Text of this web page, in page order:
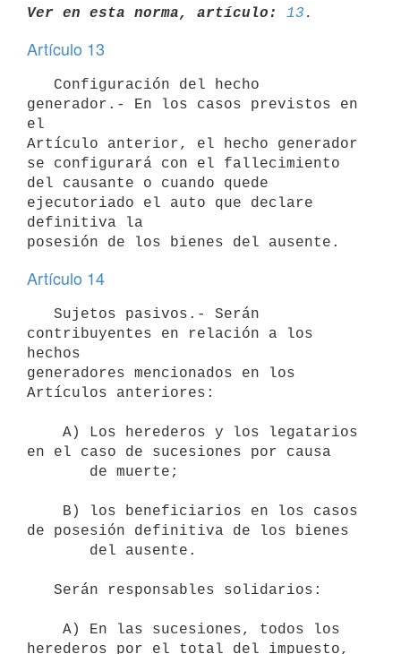
Ver en esta norma, artículo: 13
Artículo 13
generador.- En los casos previstos en
el
Artículo anterior, el hecho generador
se configurará con el fallecimiento
del causante o cuando quede
ejecutoriado el auto que declare
definitiva la
Artículo 14
contribuyentes en relación a los
hechos
generadores mencionados en los
Artículos anteriores:
en el caso de sucesiones por causa
de posesión definitiva de los bienes
herederos por el total del impuesto,